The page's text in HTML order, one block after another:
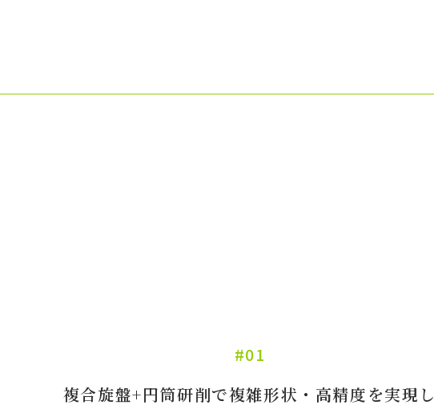
#01
複合旋盤+円筒研削で複雑形状・高精度を実現し